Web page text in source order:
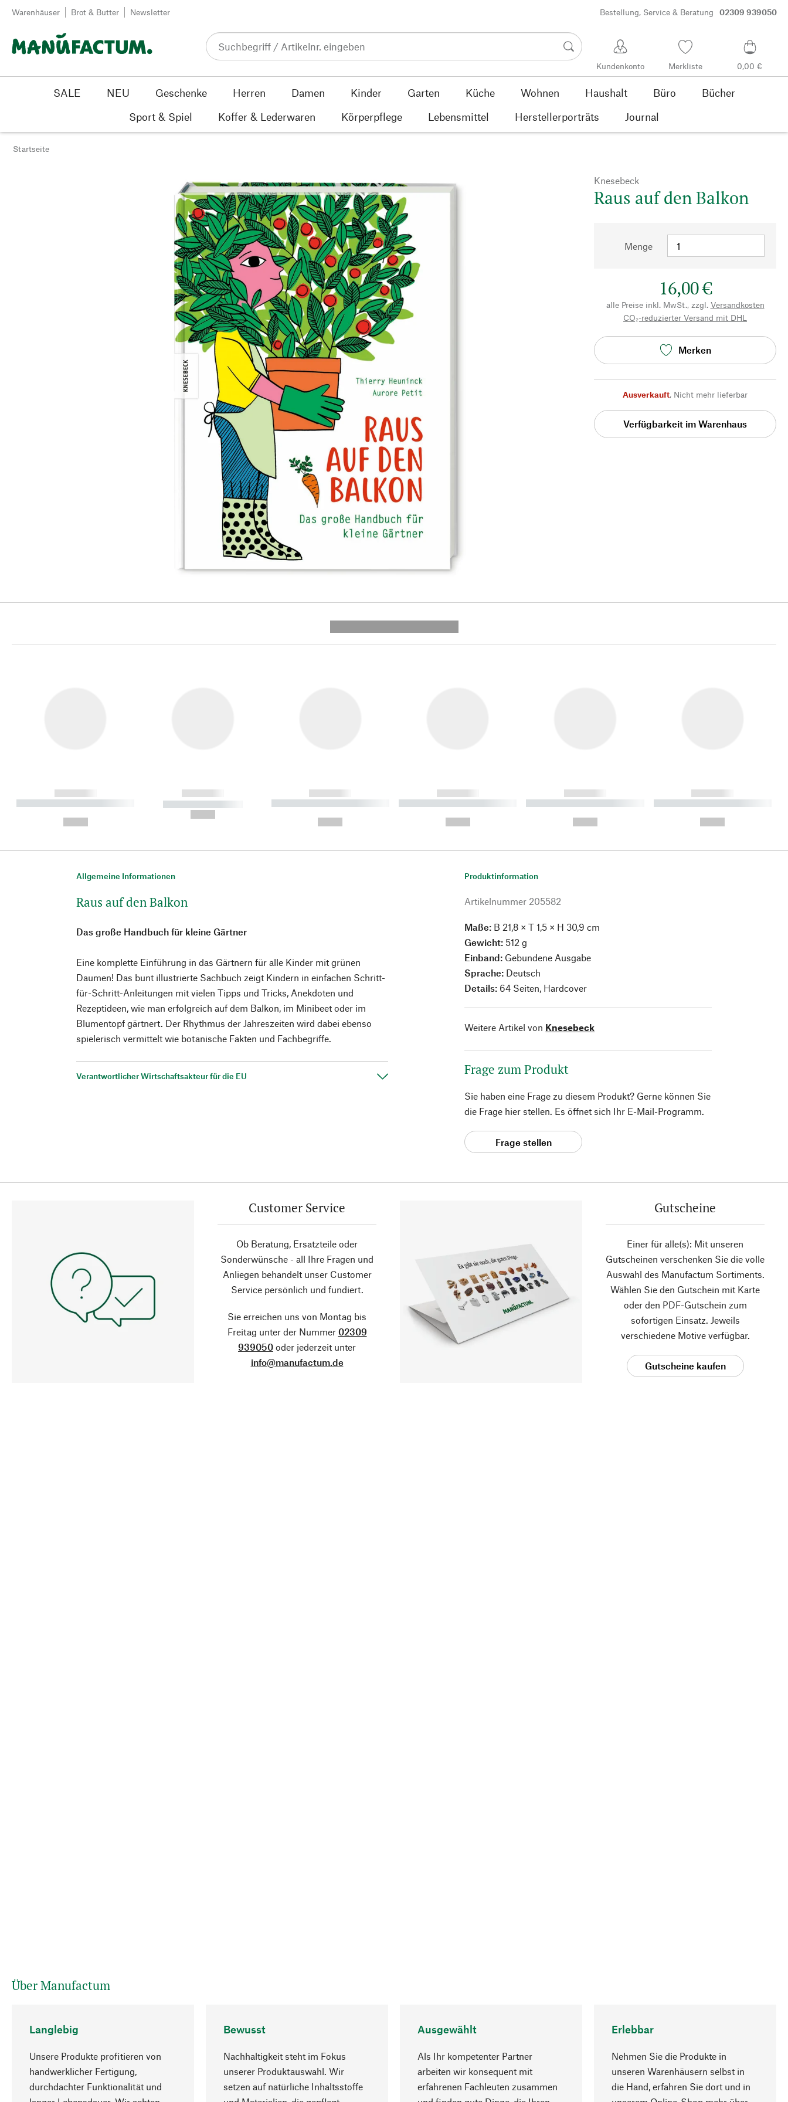
Zum Inhalt springen
Warenhäuser Brot & Butter Newsletter Bestellung, Service & Beratung 02309 939050
Kundenkonto Merkliste 0,00 €
SALE NEU Geschenke Herren Damen Kinder Garten Küche Wohnen Haushalt Büro
Bücher
Sport & Spiel
Koffer & Lederwaren Körperpflege Lebensmittel Herstellerporträts Journal
Startseite
Knesebeck
Raus auf den Balkon
Menge
16,00 €
alle Preise inkl. MwSt., zzgl. Versandkosten
CO₂-reduzierter Versand mit DHL
Merken
Ausverkauft, Nicht mehr lieferbar
Verfügbarkeit im Warenhaus
------------
----------- ----------- ----------
------------
----------- -----------
------------
----------- ----------- ----------
------------
----------- ----------- ----------
------------
----------- ----------- ----------
------------
----------- ----------- ----------
Allgemeine Informationen
Raus auf den Balkon
Das große Handbuch für kleine Gärtner
Eine komplette Einführung in das Gärtnern für alle Kinder mit grünen
Daumen! Das bunt illustrierte Sachbuch zeigt Kindern in einfachen Schritt-
für-Schritt-Anleitungen mit vielen Tipps und Tricks, Anekdoten und
Rezeptideen, wie man erfolgreich auf dem Balkon, im Minibeet oder im
Blumentopf gärtnert. Der Rhythmus der Jahreszeiten wird dabei ebenso
spielerisch vermittelt wie botanische Fakten und Fachbegriffe.
Verantwortlicher Wirtschaftsakteur für die EU
Produktinformation
Artikelnummer 205582
Maße: B 21,8 × T 1,5 × H 30,9 cm
Gewicht: 512 g
Einband: Gebundene Ausgabe
Sprache: Deutsch
Details: 64 Seiten, Hardcover
Weitere Artikel von Knesebeck
Frage zum Produkt
Sie haben eine Frage zu diesem Produkt? Gerne können Sie
die Frage hier stellen. Es öffnet sich Ihr E-Mail-Programm.
Frage stellen
Customer Service
Ob Beratung, Ersatzteile oder
Sonderwünsche - all Ihre Fragen und
Anliegen behandelt unser Customer
Service persönlich und fundiert.
Sie erreichen uns von Montag bis
Freitag unter der Nummer 02309
939050 oder jederzeit unter
info@manufactum.de
Gutscheine
Einer für alle(s): Mit unseren
Gutscheinen verschenken Sie die volle
Auswahl des Manufactum Sortiments.
Wählen Sie den Gutschein mit Karte
oder den PDF-Gutschein zum
sofortigen Einsatz. Jeweils
verschiedene Motive verfügbar.
Gutscheine kaufen
Über Manufactum
Langlebig
Unsere Produkte profitieren von
handwerklicher Fertigung,
durchdachter Funktionalität und
Bewusst
Nachhaltigkeit steht im Fokus
unserer Produktauswahl. Wir
setzen auf natürliche Inhaltsstoffe
Ausgewählt
Als Ihr kompetenter Partner
arbeiten wir konsequent mit
erfahrenen Fachleuten zusammen
Erlebbar
Nehmen Sie die Produkte in
unseren Warenhäusern selbst in
die Hand, erfahren Sie dort und in